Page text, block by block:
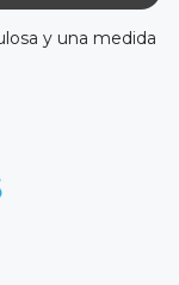
y una medida